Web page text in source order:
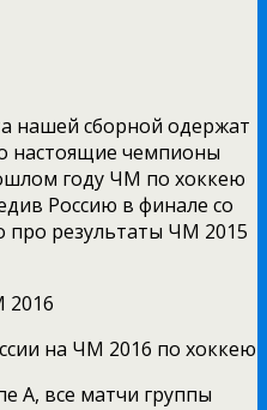
нашей сборной одержат
настоящие чемпионы
году ЧМ по хоккею
Россию в финале со
про результаты ЧМ 2015
2016
на ЧМ 2016 по хоккею
А, все матчи группы